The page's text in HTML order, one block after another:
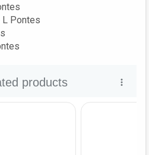
L Pontes